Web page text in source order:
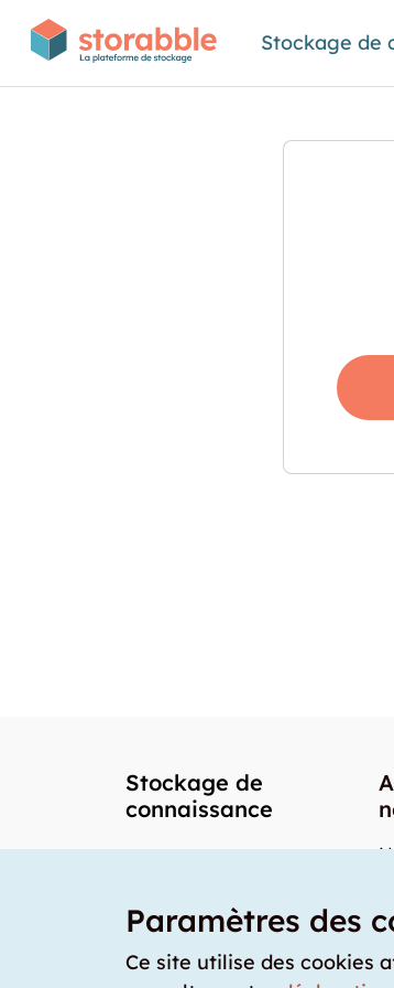
Stockage de
Stockage de
connaissance
Paramètres des
Ce site utilise des cookies